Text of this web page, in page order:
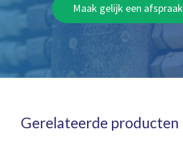
Maak gelijk een afspraak
Gerelateerde producten